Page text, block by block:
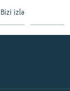
Bizi izlə